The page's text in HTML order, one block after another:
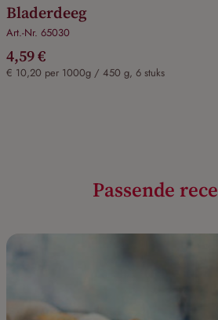
Bladerdeeg
Art.-Nr. 65030
4,59 €
€ 10,20 per 1000g / 450 g, 6 stuks
Passende